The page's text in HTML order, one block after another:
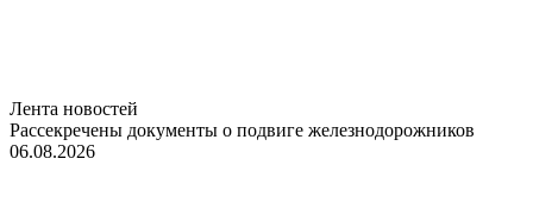
Лента новостей
Рассекречены документы о подвиге железнодорожников
06.08.2026